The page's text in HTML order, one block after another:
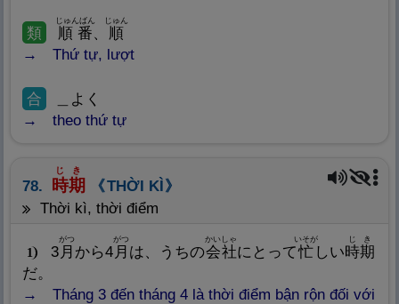
類 順 番
じゅんばん
、 順
じゅん
Thứ tự, lượt
合
＿よく
theo thứ tự
78. 時期
じき
THỜI KÌ
thời kì, thời điểm
1 3 月
がつ
から4 月
がつ
は、うちの会社
かいしゃ
にとって忙
いそが
しい時期
じき
だ。
Tháng 3 đến tháng 4 là thời điểm bận rộn đối với